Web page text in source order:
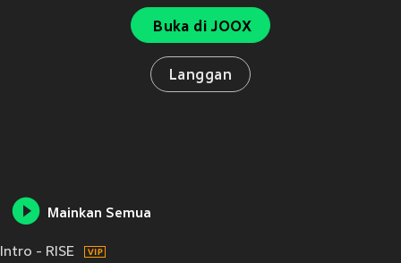
Buka di JOOX
Langgan
Mainkan Semua
Intro - RISE